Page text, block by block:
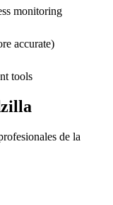
monitoring
accurate)
tools
de la